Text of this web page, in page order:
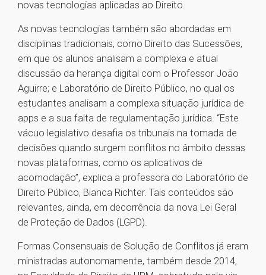
novas tecnologias aplicadas ao Direito.
As novas tecnologias também são abordadas em
disciplinas tradicionais, como Direito das Sucessões,
em que os alunos analisam a complexa e atual
discussão da herança digital com o Professor João
Aguirre; e Laboratório de Direito Público, no qual os
estudantes analisam a complexa situação jurídica de
apps e a sua falta de regulamentação jurídica. “Este
vácuo legislativo desafia os tribunais na tomada de
decisões quando surgem conflitos no âmbito dessas
novas plataformas, como os aplicativos de
acomodação”, explica a professora do Laboratório de
Direito Público, Bianca Richter. Tais conteúdos são
relevantes, ainda, em decorrência da nova Lei Geral
de Proteção de Dados (LGPD).
Formas Consensuais de Solução de Conflitos já eram
ministradas autonomamente, também desde 2014,